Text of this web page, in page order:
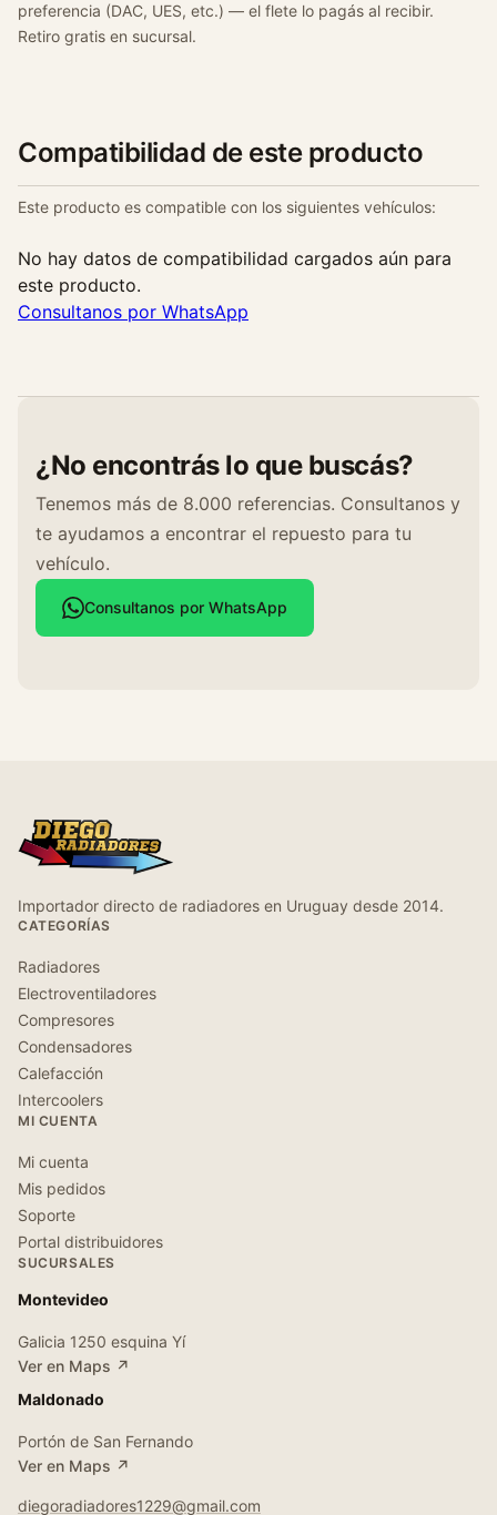
d
preferencia (DAC, UES, etc.) — el flete lo pagás al recibir.
Retiro gratis en sucursal.
Compatibilidad de este producto
Este producto es compatible con los siguientes vehículos:
No hay datos de compatibilidad cargados aún para
este producto.
Consultanos por WhatsApp
¿No encontrás lo que buscás?
Tenemos más de 8.000 referencias. Consultanos y
te ayudamos a encontrar el repuesto para tu
vehículo.
Consultanos por WhatsApp
Importador directo de radiadores en Uruguay desde 2014.
CATEGORÍAS
Radiadores
Electroventiladores
Compresores
Condensadores
Calefacción
Intercoolers
MI CUENTA
Mi cuenta
Mis pedidos
Soporte
Portal distribuidores
SUCURSALES
Montevideo
Galicia 1250 esquina Yí
Ver en Maps ↗
Maldonado
Portón de San Fernando
Ver en Maps ↗
diegoradiadores1229@gmail.com